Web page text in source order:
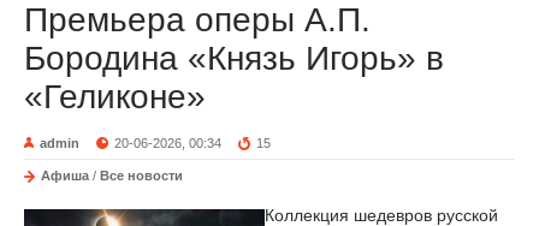
Премьера оперы А.П.
Бородина «Князь Игорь» в
«Геликоне»
admin 20-06-2026, 00:34 15
Афиша / Все новости
Коллекция шедевров русской